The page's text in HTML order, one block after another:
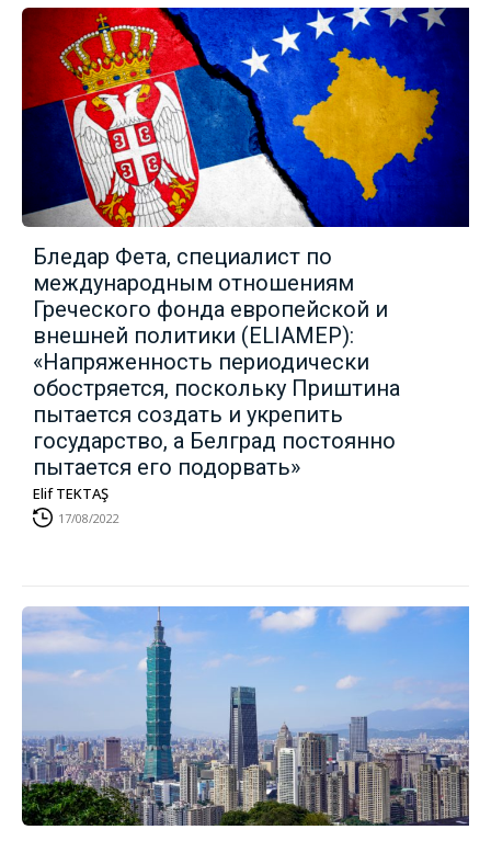
Бледар Фета, специалист по
международным отношениям
Греческого фонда европейской и
внешней политики (ELIAMEP):
«Напряженность периодически
обостряется, поскольку Приштина
пытается создать и укрепить
государство, а Белград постоянно
пытается его подорвать»
Elif TEKTAŞ
17/08/2022